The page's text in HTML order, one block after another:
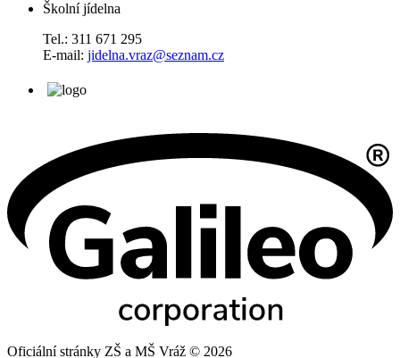
Školní jídelna
Tel.: 311 671 295
E-mail: jidelna.vraz@seznam.cz
Oficiální stránky ZŠ a MŠ Vráž © 2026